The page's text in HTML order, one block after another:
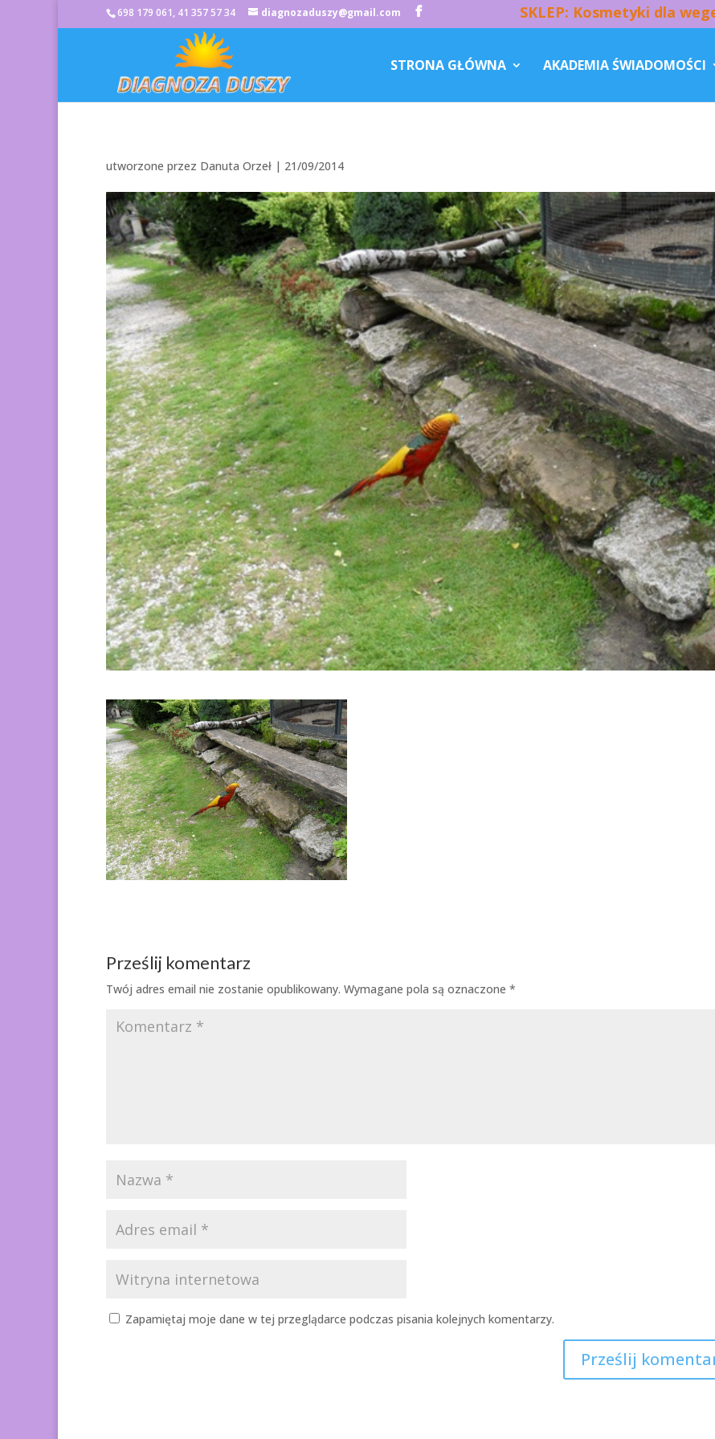
698 179 061, 41 357 57 34 diagnozaduszy@gmail.com SKLEP: Kosmetyki dla
STRONA GŁÓWNA AKADEMIA ŚWIADOMOŚCI
utworzone przez Danuta Orzeł | 21/09/2014
Prześlij komentarz
Twój adres email nie zostanie opublikowany. Wymagane pola są oznaczone *
Zapamiętaj moje dane w tej przeglądarce podczas pisania kolejnych komentarzy.